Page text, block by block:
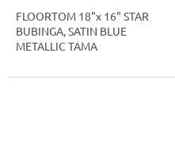
FLOORTOM 18"x 16" STAR
BUBINGA, SATIN BLUE
METALLIC TAMA